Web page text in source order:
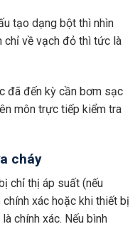
tạo dạng bột thì nhìn
chỉ về vạch đỏ thì tức là
đã đến kỳ cần bơm sạc
môn trực tiếp kiểm tra
cháy
chỉ thị áp suất (nếu
xác hoặc khi thiết bị
chính xác. Nếu bình